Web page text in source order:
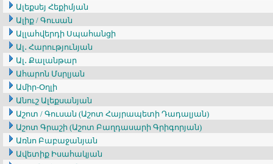
Ալեքսեյ Հեքիմյան
Ալիք / Գուսան
Ալլահվերդի Սպահանցի
Ալ․ Հարությունյան
Ալ․ Քալանթար
Ահարոն Մսրլյան
Ամիր-Օղլի
Անուշ Ալեքսանյան
Աշոտ / Գուսան (Աշոտ Հայրապետի Դադալյան)
Աշոտ Գրաշի (Աշոտ Բաղդասարի Գրիգորյան)
Առնո Բաբաջանյան
Ավետիք Իսահակյան